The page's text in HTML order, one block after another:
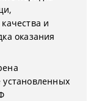
и
оказания
установленных